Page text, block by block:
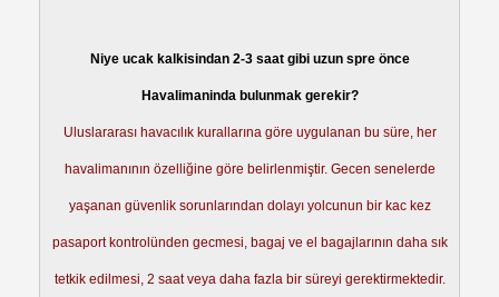
Niye ucak kalkisindan 2-3 saat gibi uzun spre önce
Havalimaninda bulunmak gerekir?
Uluslararası havacılık kurallarına göre uygulanan bu süre, her
havalimanının özelliğine göre belirlenmiştir. Gecen senelerde
yaşanan güvenlik sorunlarından dolayı yolcunun bir kac kez
pasaport kontrolünden gecmesi, bagaj ve el bagajlarının daha sık
tetkik edilmesi, 2 saat veya daha fazla bir süreyi gerektirmektedir.